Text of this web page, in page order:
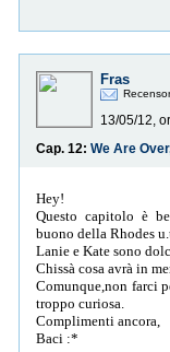
Fras
13/05/12,
Cap. 12: We Are
Hey!
Questo capitolo è
buono della Rhodes
Lanie e Kate sono
Chissà cosa avrà in
Comunque,non farci
troppo curiosa.
Complimenti ancora,
Baci :*